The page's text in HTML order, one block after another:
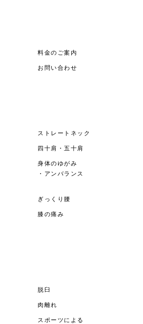
料金のご案内
お問い合わせ
ストレートネック
四十肩・五十肩
身体のゆがみ
・アンバランス
ぎっくり腰
膝の痛み
脱臼
肉離れ
スポーツによる